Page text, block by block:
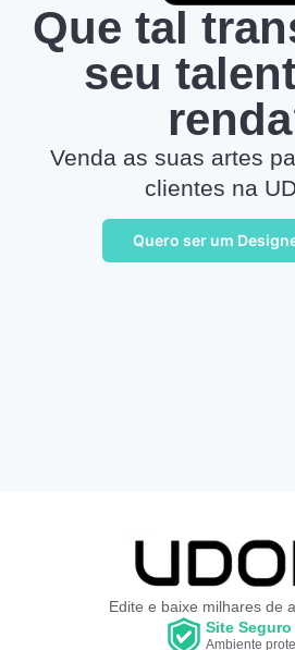
Que tal
seu
Venda as suas artes
clientes na
Quero ser um
Edite e baixe milhares de
Site Seguro
Ambiente